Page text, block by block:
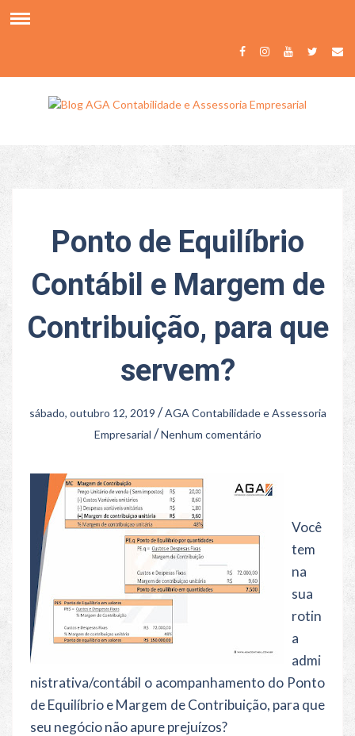
Ponto de Equilíbrio
Contábil e Margem de
Contribuição, para que
servem?
sábado, outubro 12, 2019 /AGA Contabilidade e Assessoria
Empresarial /Nenhum comentário
Você
tem
na
sua
rotin
a
admi
nistrativa/contábil o acompanhamento do Ponto
de Equilíbrio e Margem de Contribuição, para que
seu negócio não apure prejuízos?